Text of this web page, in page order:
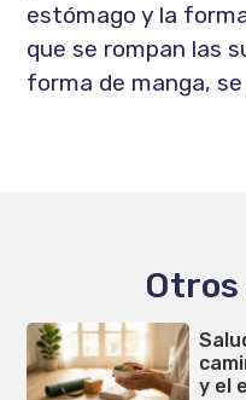
estómago y la
que se rompan las
forma de manga,
y el